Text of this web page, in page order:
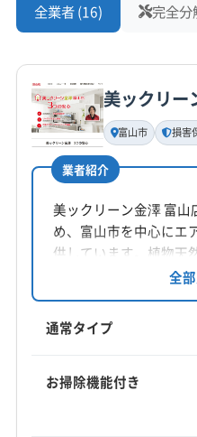
全業者 (16) 完全分
美ックリー
富山市 損害
業者紹介
美ックリーン金澤 富
め、富山市を中心にエ
供しています。植物天
パン分解洗浄や完全分
険加入済みです。満足
解洗浄と丁寧な作業が
信を持っており、満足
全
通常タイプ
お掃除機能付き